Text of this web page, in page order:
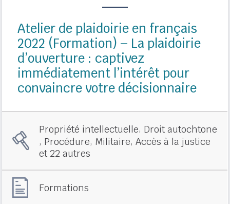
Atelier de plaidoirie en français
2022 (Formation) – La plaidoirie
d’ouverture : captivez
immédiatement l’intérêt pour
convaincre votre décisionnaire
Propriété intellectuelle, Droit autochtone
, Procédure, Militaire, Accès à la justice
et 22 autres
Formations